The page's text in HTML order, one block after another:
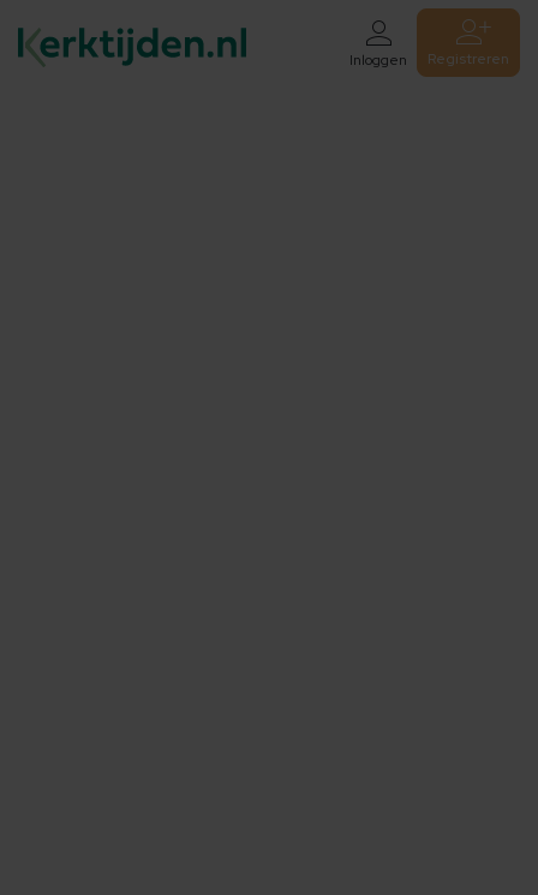
Inloggen Registreren